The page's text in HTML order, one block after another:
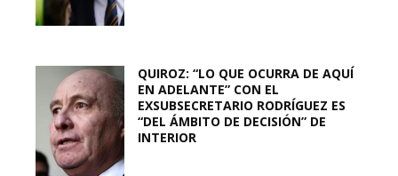
QUIROZ: “LO QUE OCURRA DE AQUÍ
EN ADELANTE” CON EL
EXSUBSECRETARIO RODRÍGUEZ ES
“DEL ÁMBITO DE DECISIÓN” DE
INTERIOR